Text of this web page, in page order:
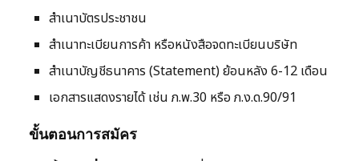
สำเนาบัตรประชาชน
สำเนาทะเบียนการค้า หรือหนังสือจดทะเบียนบริษัท
สำเนาบัญชีธนาคาร (Statement) ย้อนหลัง 6-12 เดือน
เอกสารแสดงรายได้ เช่น ภ.พ.30 หรือ ภ.ง.ด.90/91
ขั้นตอนการสมัคร